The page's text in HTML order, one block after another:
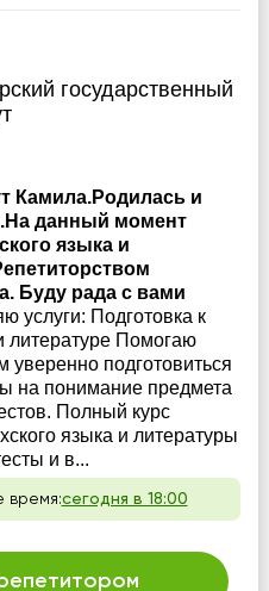
государственный
Камила.Родилась и
данный момент
языка и
Буду рада с вами
услуги: Подготовка к
литературе Помогаю
уверенно подготовиться
на понимание предмета
Полный курс
языка и литературы
и в...
время:сегодня в 18:00